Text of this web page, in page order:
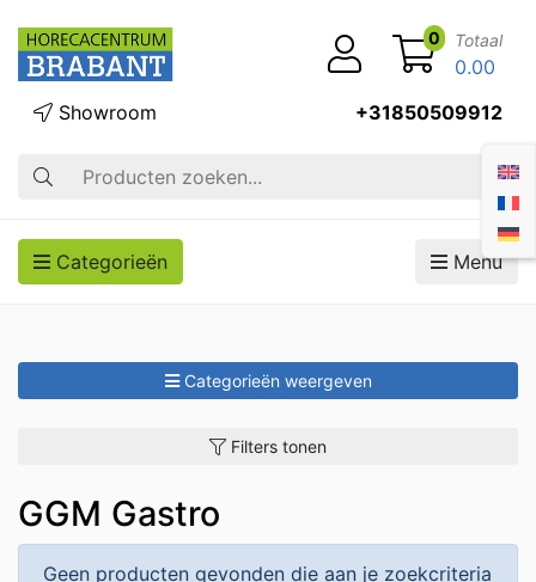
Zoek op
Showroom +31850509912
0 Totaal
0.00
Categorieën Menu
Categorieën weergeven
Filters tonen
GGM Gastro
Geen producten gevonden die aan je zoekcriteria